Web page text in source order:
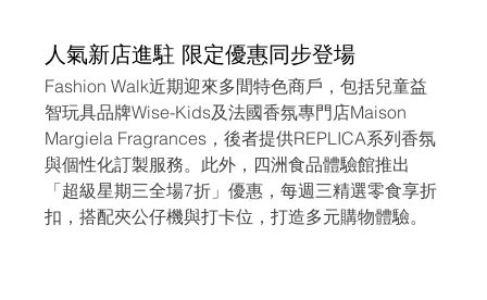
人氣新店進駐 限定優惠同步登場
Fashion Walk近期迎來多間特色商戶，包括兒童益
智玩具品牌Wise-Kids及法國香氛專門店Maison
Margiela Fragrances，後者提供REPLICA系列香氛
與個性化訂製服務。此外，四洲食品體驗館推出
「超級星期三全場7折」優惠，每週三精選零食享折
扣，搭配夾公仔機與打卡位，打造多元購物體驗。